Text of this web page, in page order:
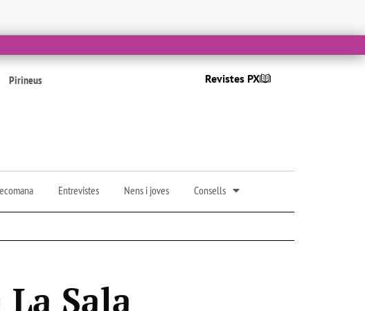
Pirineus Revistes PX
Entrevistes Nens i joves Consells
Sala